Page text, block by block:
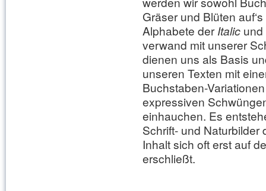
Gräser und Blüten
Alphabete derItalic und
verwand mit unserer
dienen uns als Basis
unseren Texten mit
Buchstaben-
expressiven
einhauchen. Es
Schrift- und Naturbilder
Inhalt sich oft erst auf
erschließt.